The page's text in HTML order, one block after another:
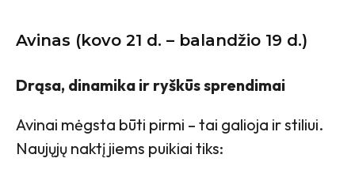
Avinas (kovo 21 d. – balandžio 19 d.)
Drąsa, dinamika ir ryškūs sprendimai
Avinai mėgsta būti pirmi – tai galioja ir stiliui.
Naujųjų naktį jiems puikiai tiks: